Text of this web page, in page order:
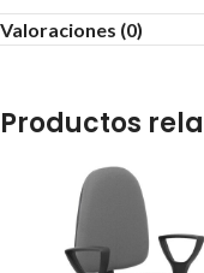
Valoraciones (0)
Productos